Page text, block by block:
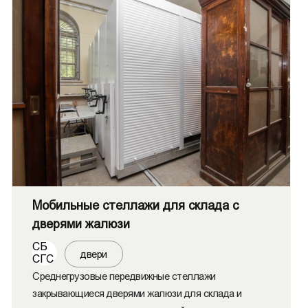
Мобильные стеллажи для склада с
дверями жалюзи
СБ
СГС
двери
Среднегрузовые передвижные стеллажи
закрывающиеся дверями жалюзи для склада и